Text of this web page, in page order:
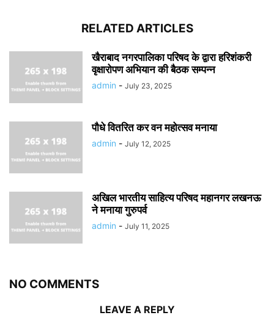
RELATED ARTICLES
खैराबाद नगरपालिका परिषद के द्वारा हरिशंकरी
वृक्षारोपण अभियान की बैठक सम्पन्न
admin - July 23, 2025
पौधे वितरित कर वन महोत्सव मनाया
admin - July 12, 2025
अखिल भारतीय साहित्य परिषद महानगर लखनऊ
ने मनाया गुरुपर्व
admin - July 11, 2025
NO COMMENTS
LEAVE A REPLY